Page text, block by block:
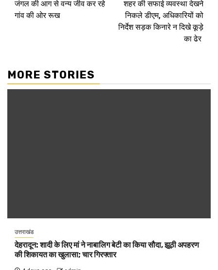
navigation
जंगल की आग से वन्य जीव कर रहे
गांव की ओर रूख
शहर की सफाई व्यवस्था देखने
निकले डीएम, अधिकारियों को
निर्देश सड़क किनारे न दिखे कूड़े
का ढेर
MORE STORIES
उत्तराखंड
देहरादून: शादी के लिए मां ने नाबालिग बेटी का किया सौदा, झूठी अपहरण
की शिकायत का खुलासा; चार गिरफ्तार